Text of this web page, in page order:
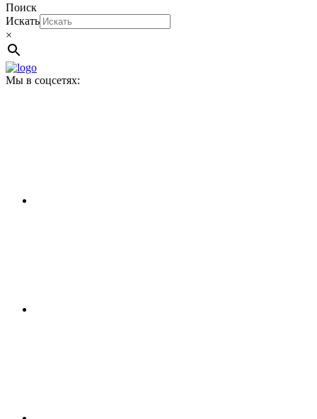
Поиск
Искать
×
Мы в соцсетях: